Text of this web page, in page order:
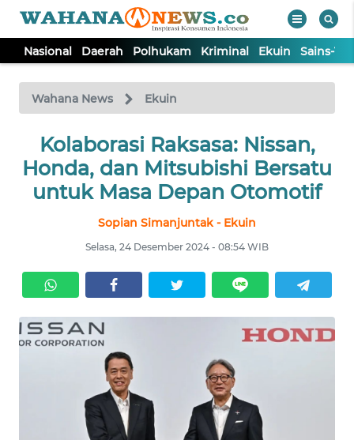
Nasional Daerah Polhukam Kriminal Ekuin Sains-
Wahana News Ekuin
Kolaborasi Raksasa: Nissan,
Honda, dan Mitsubishi Bersatu
untuk Masa Depan Otomotif
Sopian Simanjuntak - Ekuin
Selasa, 24 Desember 2024 - 08:54 WIB
TV
Tutup
NASIONAL
DAERAH
KRIMINAL
EKUIN
KESEHATAN